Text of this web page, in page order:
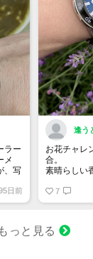
ラー
メ
、写
日前
逢う
お花チャレ
合。
素晴らしい
クリスタル？
7
もっと見る